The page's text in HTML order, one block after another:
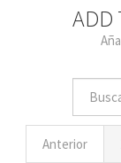
ADD
Anterior